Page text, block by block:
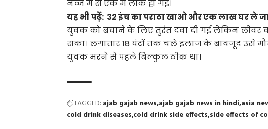
नर्व्ज में से एक में लीक हो गई।
यह भी पढ़ें: 32 इंच का पराठा खाओ और एक लाख घर ले
युवक को बचाने के लिए तुरंत दवा दी गई लेकिन लीवर
सका। लगातार 18 घंटों तक चले इलाज के बावजूद उसे मौत
युवक मरने से पहले बिल्कुल ठीक था।
TAGGED: ajab gajab news ajab gajab news in hindi asia
cold drink diseases cold drink side effects side effects of